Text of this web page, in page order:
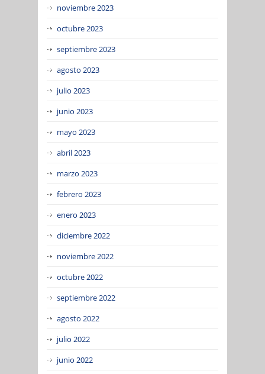
noviembre 2023
octubre 2023
septiembre 2023
agosto 2023
julio 2023
junio 2023
mayo 2023
abril 2023
marzo 2023
febrero 2023
enero 2023
diciembre 2022
noviembre 2022
octubre 2022
septiembre 2022
agosto 2022
julio 2022
junio 2022